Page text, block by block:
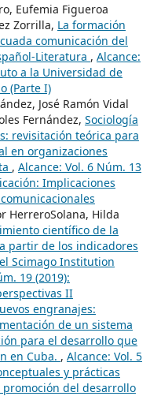
Eufemia Figueroa
Zorrilla, La formación
comunicación del
Literatura , Alcance:
a la Universidad de
(Parte I)
José Ramón Vidal
Fernández, Sociología
revisitación teórica para
en organizaciones
, Alcance: Vol. 6 Núm. 13
Implicaciones
HerreroSolana, Hilda
científico de la
partir de los indicadores
Scimago Institution
19 (2019):
II
engranajes:
de un sistema
para el desarrollo que
en Cuba. , Alcance: Vol. 5
y prácticas
del desarrollo